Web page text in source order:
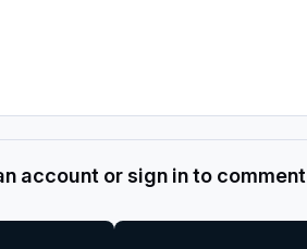
account or sign in to comment